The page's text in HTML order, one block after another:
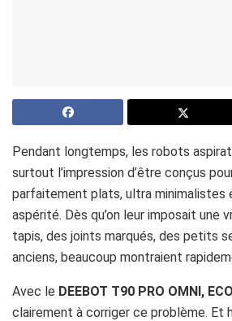
Pendant longtemps, les robots
surtout l’impression d’être conçus
parfaitement plats, ultra minimalistes
aspérité. Dès qu’on leur imposait une
tapis, des joints marqués, des petits
anciens, beaucoup montraient
Avec le DEEBOT T90 PRO OMNI,
clairement à corriger ce problème. Et